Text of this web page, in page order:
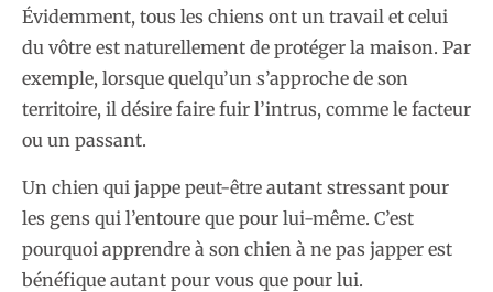
Évidemment, tous les chiens ont un travail et celui
du vôtre est naturellement de protéger la maison. Par
exemple, lorsque quelqu’un s’approche de son
territoire, il désire faire fuir l’intrus, comme le facteur
ou un passant.
Un chien qui jappe peut-être autant stressant pour
les gens qui l’entoure que pour lui-même. C’est
pourquoi apprendre à son chien à ne pas japper est
bénéfique autant pour vous que pour lui.